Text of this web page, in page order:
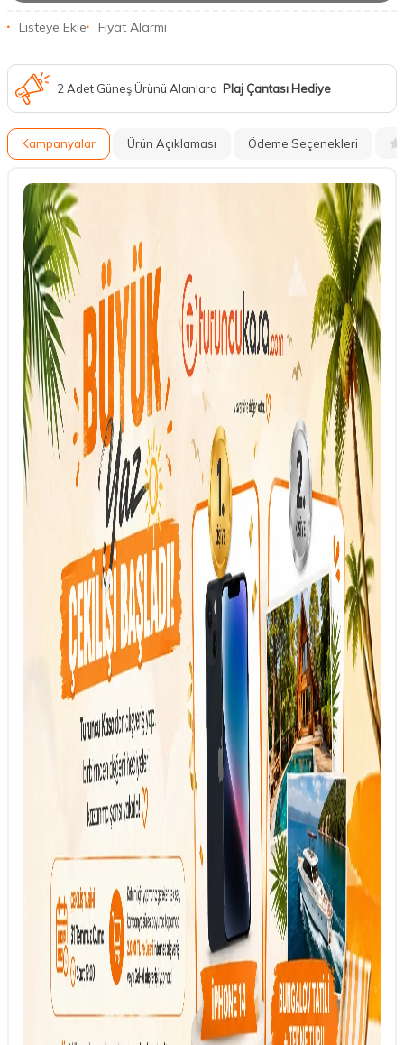
Listeye Ekle Fiyat Alarmı
2 Adet Güneş Ürünü Alanlara Plaj Çantası Hediye
Kampanyalar Ürün Açıklaması Ödeme Seçenekleri